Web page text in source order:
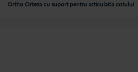
Ortho Orteza cu suport pentru articulatia cotului